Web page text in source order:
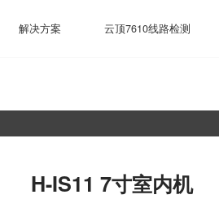
站
解决方案 云顶7610线路检测
H-IS11 7寸室内机